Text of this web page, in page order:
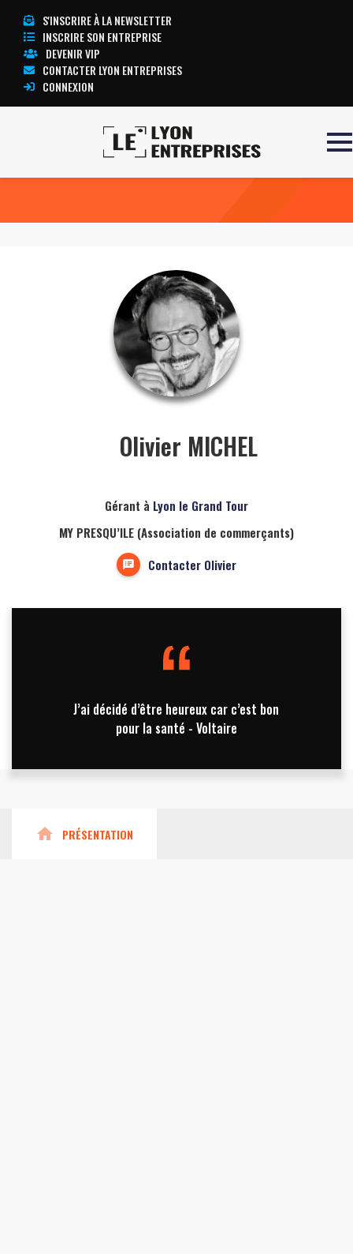
S'INSCRIRE À LA NEWSLETTER
INSCRIRE SON ENTREPRISE
DEVENIR VIP
CONTACTER LYON ENTREPRISES
CONNEXION
Olivier MICHEL
Gérant à Lyon le Grand Tour
MY PRESQU’ILE (Association de commerçants)
Contacter Olivier
J’ai décidé d’être heureux car c’est bon
pour la santé - Voltaire
home PRÉSENTATION